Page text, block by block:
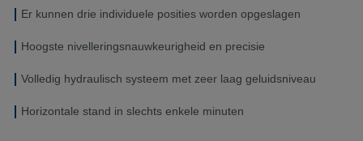
Er kunnen drie individuele posities worden opgeslagen
Hoogste nivelleringsnauwkeurigheid en precisie
Volledig hydraulisch systeem met zeer laag geluidsniveau
Horizontale stand in slechts enkele minuten